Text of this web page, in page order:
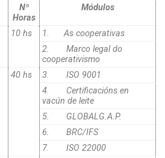
Nº
Horas
Módulos
10 hs
1. As cooperativas
2.Marco legal do
cooperativismo
40 hs 3.ISO 9001
4. Certificacións en
vacún de leite
5. GLOBALG.A.P.
6. BRC/IFS
7. ISO 22000